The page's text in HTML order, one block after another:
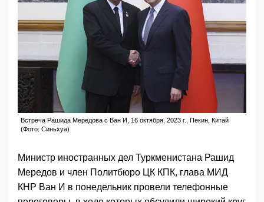
Встреча Рашида Мередова с Ван И, 16 октября, 2023 г., Пекин, Китай
(Фото: Синьхуа)
Министр иностранных дел Туркменистана Рашид
Мередов и член Политбюро ЦК КПК, глава МИД
КНР Ван И в понедельник провели телефонные